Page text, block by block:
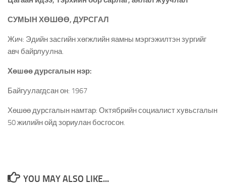
СУМЫН ХӨШӨӨ, ДУРСГАЛ
Жич: Эдийн засгийн хөгжлийн яамны мэргэжилтэн зургийг
авч байрлуулна.
Хөшөө дурсгалын нэр:
Байгуулагдсан он: 1967
Хөшөө дурсгалын намтар: Октябрийн социалист хувьсгалын
50 жилийн ойд зориулан босгосон.
YOU MAY ALSO LIKE...